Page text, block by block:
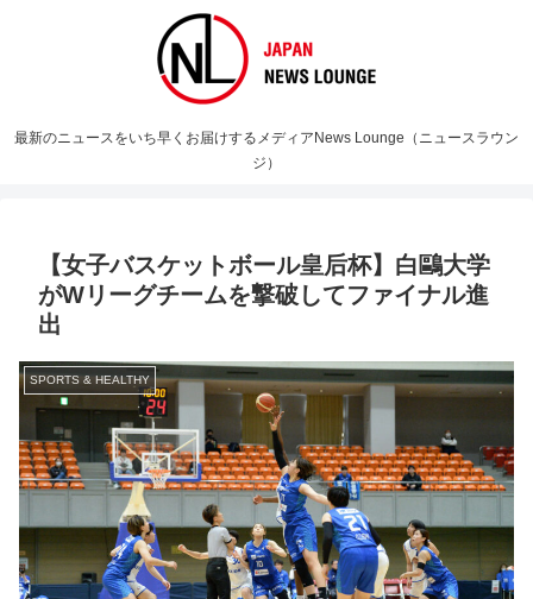
最新のニュースをいち早くお届けするメディアNews Lounge（ニュースラウン
ジ）
【女子バスケットボール皇后杯】白鷗大学
がWリーグチームを撃破してファイナル進
出
SPORTS & HEALTHY